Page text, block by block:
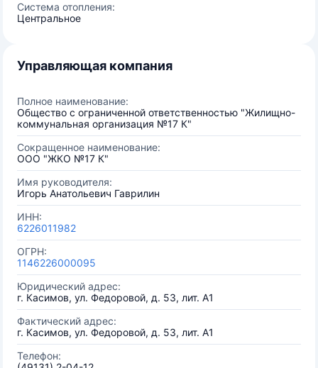
Система отопления:
Центральное
Управляющая компания
Полное наименование:
Общество с ограниченной ответственностью "Жилищно-
коммунальная организация №17 К"
Сокращенное наименование:
ООО "ЖКО №17 К"
Имя руководителя:
Игорь Анатольевич Гаврилин
ИНН:
6226011982
ОГРН:
1146226000095
Юридический адрес:
г. Касимов, ул. Федоровой, д. 53, лит. А1
Фактический адрес:
г. Касимов, ул. Федоровой, д. 53, лит. А1
Телефон: